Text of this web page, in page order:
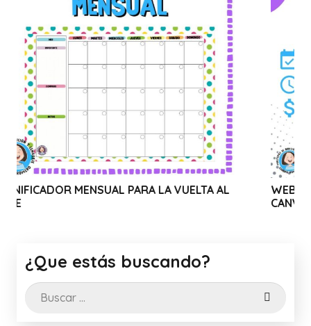
PARA LA VUELTA AL
WEBINAR SOLIDARIO:
¿Que estás buscando?
Buscar: